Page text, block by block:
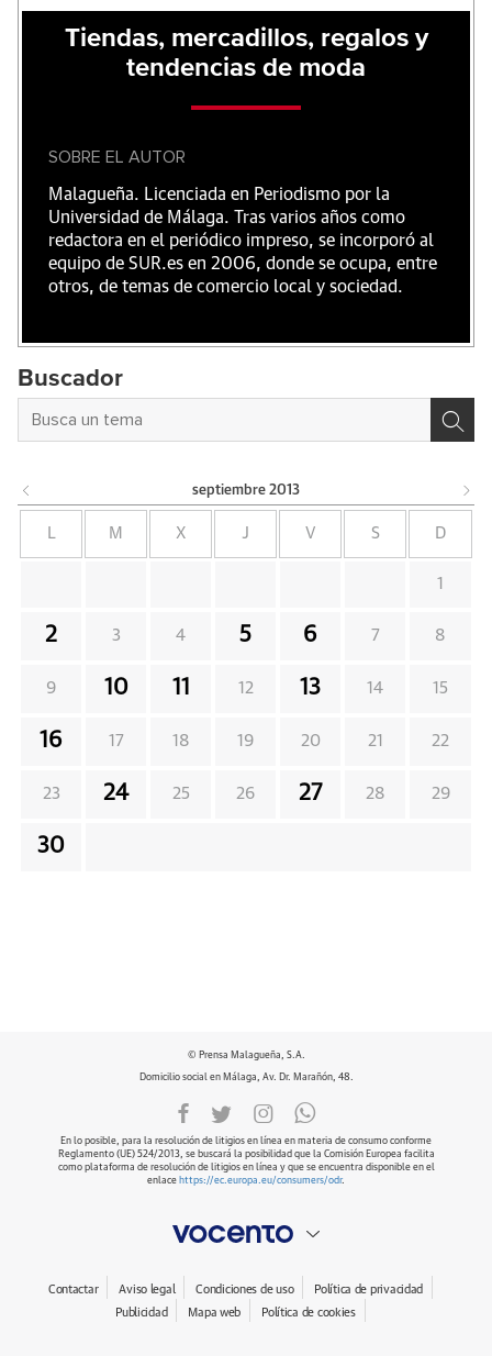
Tiendas, mercadillos, regalos y
tendencias de moda
SOBRE EL AUTOR
Malagueña. Licenciada en Periodismo por la
Universidad de Málaga. Tras varios años como
redactora en el periódico impreso, se incorporó al
equipo de SUR.es en 2006, donde se ocupa, entre
otros, de temas de comercio local y sociedad.
Buscador
septiembre 2013
M X J V S D
1
2 3 4 5 6 7 8
9 10 11 12 13 14 15
16 17 18 19 20 21 22
23 24 25 26 27 28 29
30
© Prensa Malagueña, S.A.
Domicilio social en Málaga, Av. Dr. Marañón, 48.
En lo posible, para la resolución de litigios en línea en materia de consumo conforme
Reglamento (UE) 524/2013, se buscará la posibilidad que la Comisión Europea facilita
como plataforma de resolución de litigios en línea y que se encuentra disponible en el
enlace https://ec.europa.eu/consumers/odr.
Contactar Aviso legal Condiciones de uso
Política de privacidad
Publicidad
Mapa web Política de cookies